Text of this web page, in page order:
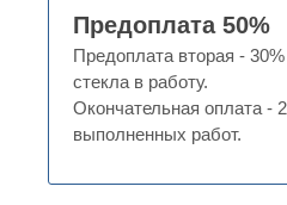
Предоплата 50%
Предоплата вторая -
стекла в работу.
Окончательная оплата -
выполненных работ.